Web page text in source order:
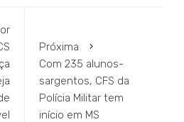
Próxima
Com 235 alunos-
sargentos, CFS da
Polícia Militar tem
início em MS